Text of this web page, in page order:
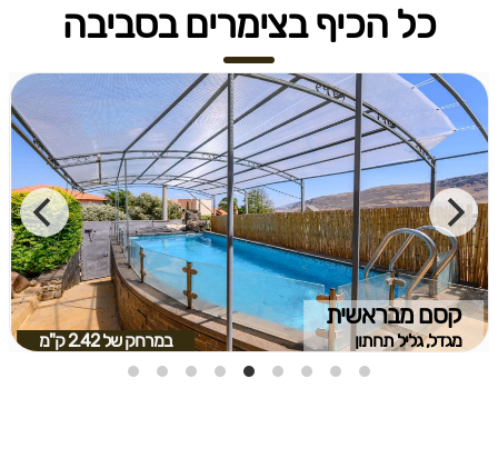
כל הכיף בצימרים בסביבה
קסם מבראשית
מגדל, גליל תחתון במרחק של 2.42 ק"מ